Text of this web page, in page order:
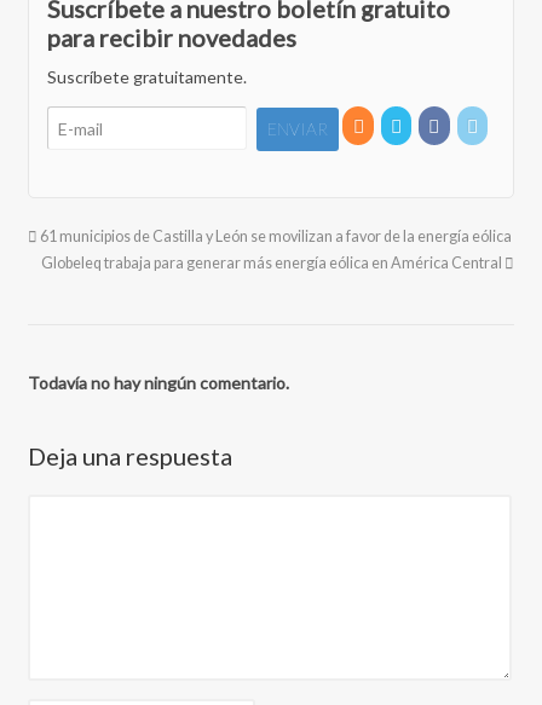
Suscríbete a nuestro boletín gratuito
para recibir novedades
Suscríbete gratuitamente.
61 municipios de Castilla y León se movilizan a favor de la energía eólica
Globeleq trabaja para generar más energía eólica en América Central
Todavía no hay ningún comentario.
Deja una respuesta